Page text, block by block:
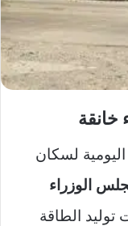
خانقة
لسكان
الوزراء
توليد الطاقة